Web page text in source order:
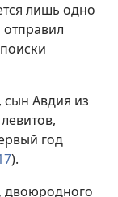
лишь одно
Авдия из
год
).
двоюродного